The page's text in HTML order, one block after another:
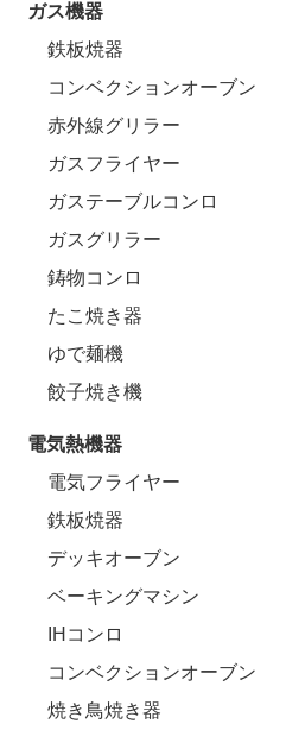
ガス機器
鉄板焼器
コンベクションオーブン
赤外線グリラー
ガスフライヤー
ガステーブルコンロ
ガスグリラー
鋳物コンロ
たこ焼き器
ゆで麺機
餃子焼き機
電気熱機器
電気フライヤー
鉄板焼器
デッキオーブン
ベーキングマシン
IHコンロ
コンベクションオーブン
焼き鳥焼き器